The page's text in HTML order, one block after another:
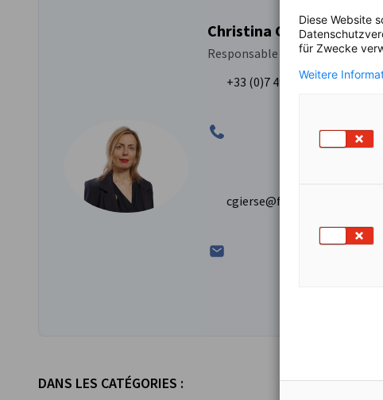
Christina Gierse
Responsable Communication et
+33 (0)7 49 85 37 60
cgierse@francoallemand.com
DANS LES CATÉGORIES :
Diese Website
für Zwecke
Weitere